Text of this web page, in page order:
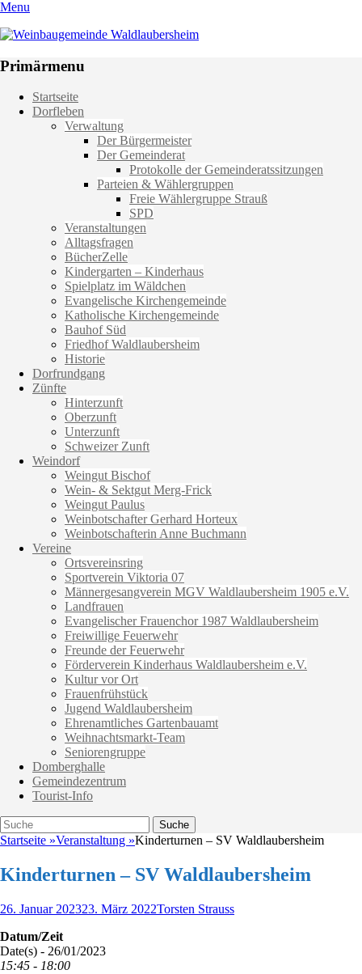
Menu
Weinbaugemeinde Waldlaubersheim
Primärmenu
Weiter
zum
Startseite
Dorfleben
Verwaltung
Der Bürgermeister
Der Gemeinderat
Protokolle der Gemeinderatssitzungen
Parteien & Wählergruppen
Freie Wählergruppe Strauß
SPD
Veranstaltungen
Alltagsfragen
BücherZelle
Kindergarten – Kinderhaus
Spielplatz im Wäldchen
Evangelische Kirchengemeinde
Katholische Kirchengemeinde
Bauhof Süd
Friedhof Waldlaubersheim
Historie
Dorfrundgang
Zünfte
Hinterzunft
Oberzunft
Unterzunft
Schweizer Zunft
Weindorf
Weingut Bischof
Wein- & Sektgut Merg-Frick
Weingut Paulus
Weinbotschafter Gerhard Horteux
Weinbotschafterin Anne Buchmann
Vereine
Ortsvereinsring
Sportverein Viktoria 07
Männergesangverein MGV Waldlaubersheim 1905 e.V.
Landfrauen
Evangelischer Frauenchor 1987 Waldlaubersheim
Freiwillige Feuerwehr
Freunde der Feuerwehr
Förderverein Kinderhaus Waldlaubersheim e.V.
Kultur vor Ort
Frauenfrühstück
Jugend Waldlaubersheim
Ehrenamtliches Gartenbauamt
Weihnachtsmarkt-Team
Seniorengruppe
Domberghalle
Gemeindezentrum
Tourist-Info
Suche
Suche
nach:
Startseite »Veranstaltung »Kinderturnen – SV Waldlaubersheim
Kinderturnen – SV Waldlaubersheim
Veröffentlicht
26. Januar 202323. März 2022Autor
Torsten Strauss
Datum/Zeit
Date(s) - 26/01/2023
15:45 - 18:00